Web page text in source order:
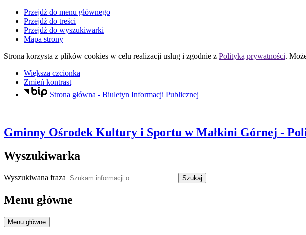
Przejdź do menu głównego
Przejdź do treści
Przejdź do wyszukiwarki
Mapa strony
Strona korzysta z plików cookies w celu realizacji usług i zgodnie z Polityką prywatności.
Większa czcionka
Zmień kontrast
Strona główna - Biuletyn Informacji Publicznej
Gminny Ośrodek Kultury i Sportu w Małkini Górnej -
Wyszukiwarka
Wyszukiwana fraza Szukaj
Menu główne
Menu główne